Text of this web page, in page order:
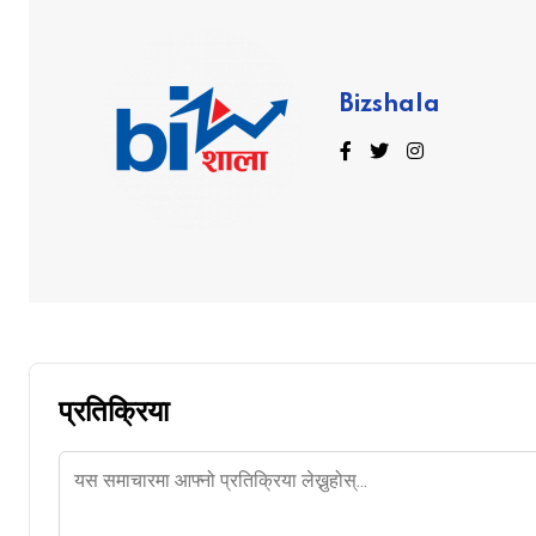
Bizshala
प्रतिक्रिया